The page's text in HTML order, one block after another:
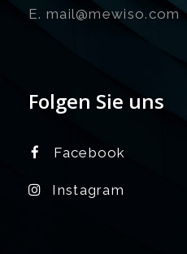
E. mail@mewiso.com
Folgen Sie uns
Facebook
Instagram